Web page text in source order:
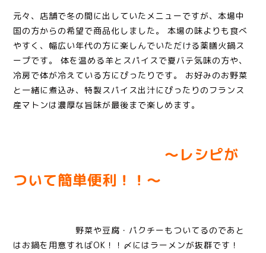
元々、店舗で冬の間に出していたメニューですが、本場中
国の方からの希望で商品化しました。 本場の味よりも食べ
やすく、幅広い年代の方に楽しんでいただける薬膳火鍋ス
ープです。 体を温める羊とスパイスで夏バテ気味の方や、
冷房で体が冷えている方にぴったりです。 お好みのお野菜
と一緒に煮込み、特製スパイス出汁にぴったりのフランス
産マトンは濃厚な旨味が最後まで楽しめます。
〜レシピが
ついて簡単便利！！〜
野菜や豆腐・パクチーもついてるのであと
はお鍋を用意すればOK！！〆にはラーメンが抜群です！